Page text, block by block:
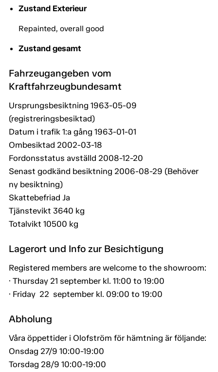
Zustand Exterieur
Repainted, overall good
Zustand gesamt
Fahrzeugangeben vom
Kraftfahrzeugbundesamt
Ursprungsbesiktning 1963-05-09
(registreringsbesiktad)
Datum i trafik 1:a gång 1963-01-01
Ombesiktad 2002-03-18
Fordonsstatus avställd 2008-12-20
Senast godkänd besiktning 2006-08-29 (Behöver
ny besiktning)
Skattebefriad Ja
Tjänstevikt 3640 kg
Totalvikt 10500 kg
Lagerort und Info zur Besichtigung
Registered members are welcome to the showroom:
· Thursday 21 september kl. 11:00 to 19:00
· Friday 22 september kl. 09:00 to 19:00
Abholung
Våra öppettider i Olofström för hämtning är följande:
Onsdag 27/9 10:00-19:00
Torsdag 28/9 10:00-19:00